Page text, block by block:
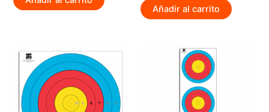
5
de
5
Añadir al carrito